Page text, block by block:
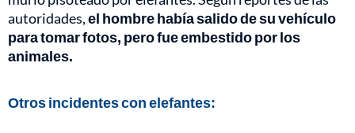
autoridades,el hombre había salido de su vehículo
para tomar fotos, pero fue embestido por los
animales.
Otros incidentes con elefantes: